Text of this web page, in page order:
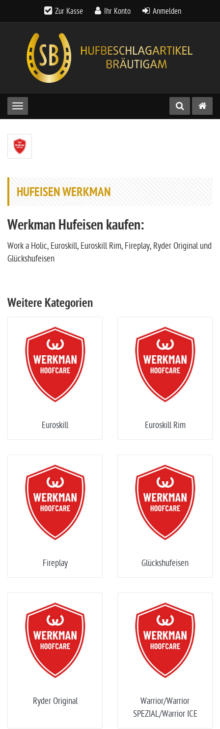
Zur Kasse Ihr Konto Anmelden
Toggle navigation
HUFEISEN WERKMAN
Werkman Hufeisen kaufen:
Work a Holic, Euroskill, Euroskill Rim, Fireplay, Ryder Original und
Glückshufeisen
Weitere Kategorien
Euroskill Euroskill Rim
Fireplay Glückshufeisen
Ryder Original
Warrior/Warrior
SPEZIAL/Warrior ICE